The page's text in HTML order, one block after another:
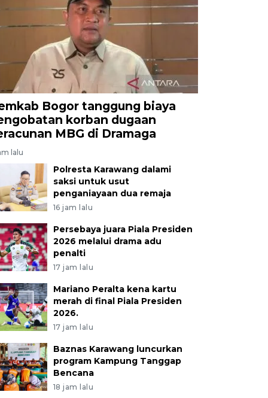
Bogor tanggung biaya
korban dugaan
MBG di Dramaga
lalu
Polresta Karawang dalami
saksi untuk usut
penganiayaan dua remaja
16 jam lalu
Persebaya juara Piala Presiden
2026 melalui drama adu
penalti
17 jam lalu
Mariano Peralta kena kartu
merah di final Piala Presiden
2026.
17 jam lalu
Baznas Karawang luncurkan
program Kampung Tanggap
Bencana
18 jam lalu